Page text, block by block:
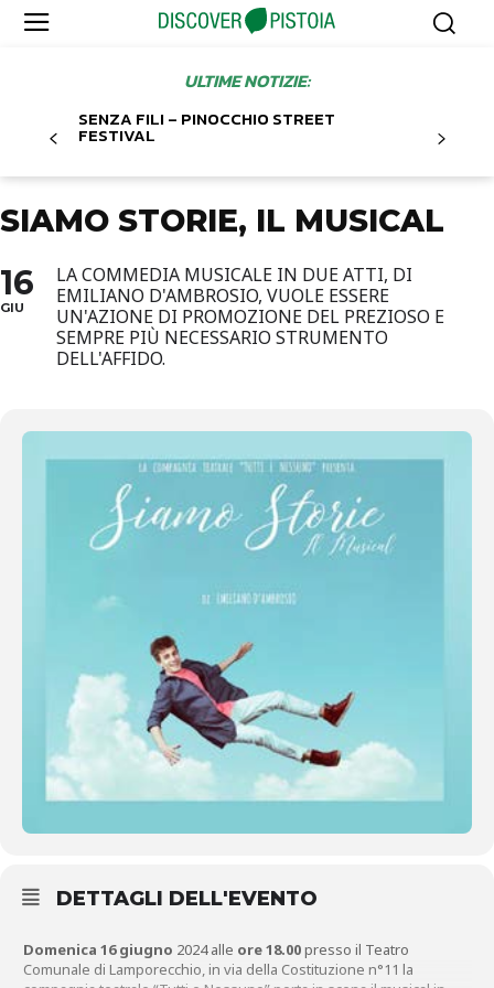
ULTIME NOTIZIE:
SENZA FILI – PINOCCHIO STREET
FESTIVAL
SIAMO STORIE, IL MUSICAL
16
GIU
LA COMMEDIA MUSICALE IN DUE ATTI, DI
EMILIANO D'AMBROSIO, VUOLE ESSERE
UN'AZIONE DI PROMOZIONE DEL PREZIOSO E
SEMPRE PIÙ NECESSARIO STRUMENTO
DELL'AFFIDO.
DETTAGLI DELL'EVENTO
Domenica 16 giugno 2024 alle ore 18.00presso il Teatro
Comunale di Lamporecchio, in via della Costituzione n°11 la